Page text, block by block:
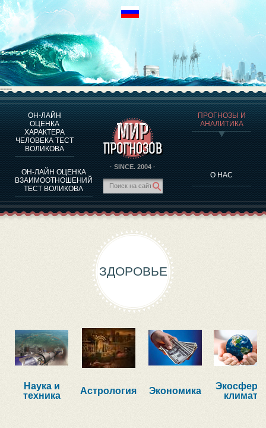
----
ОН-ЛАЙН
ОЦЕНКА
ХАРАКТЕРА
ЧЕЛОВЕКА ТЕСТ
ВОЛИКОВА
ОН-ЛАЙН ОЦЕНКА
ВЗАИМООТНОШЕНИЙ
ТЕСТ ВОЛИКОВА
· SINCE. 2004 ·
ПРОГНОЗЫ И
АНАЛИТИКА
О НАС
О ПРОГРАММЕ
ОЦЕНКА ХАРАКТЕРA ЧЕЛОВЕКА
ОЦЕНКА ХАРАКТЕРА ВЫДАЮЩИХСЯ ЛИЧНОСТЕЙ
О ПРОГРАММЕ
ТЕСТ НА СОВМЕСТИМОСТЬ ВОЛИКОВА
ПРОГНОЗЫ И АНАЛИТИКА
ЗДОРОВЬЕ
Наука и
техника
Астрология Экономика
Экосфера,
климат